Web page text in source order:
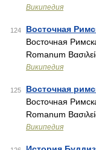
Википедия
124 Восточная
Восточная
Romanum
Википедия
125 Восточная
Восточная
Romanum
Википедия